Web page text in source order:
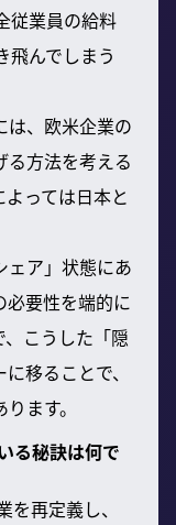
従業員の給料
飛んでしまう
は、欧米企業の
る方法を考える
っては日本と
ェア」状態にあ
必要性を端的に
こうした「隠
移ることで、
ます。
る秘訣は何で
再定義し、